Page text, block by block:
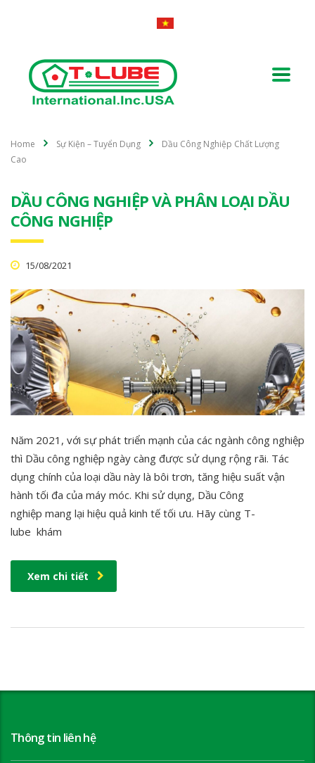
Home Sự Kiện – Tuyển Dụng
Dầu Công Nghiệp Chất Lượng
Cao
DẦU CÔNG NGHIỆP VÀ PHÂN LOẠI DẦU
CÔNG NGHIỆP
15/08/2021
Năm 2021, với sự phát triển mạnh của các ngành công nghiệp
thì Dầu công nghiệp ngày càng được sử dụng rộng rãi. Tác
dụng chính của loại dầu này là bôi trơn, tăng hiệu suất vận
hành tối đa của máy móc. Khi sử dụng, Dầu Công
nghiệp mang lại hiệu quả kinh tế tối ưu. Hãy cùng T-
lube khám
Xem chi tiết
Thông tin liên hệ